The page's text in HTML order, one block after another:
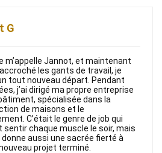
G
m’appelle Jannot, et maintenant
les gants de travail, je
tout nouveau départ. Pendant
j’ai dirigé ma propre entreprise
spécialisée dans la
de maisons et le
C’était le genre de job qui
sentir chaque muscle le soir, mais
donne aussi une sacrée fierté à
projet terminé.